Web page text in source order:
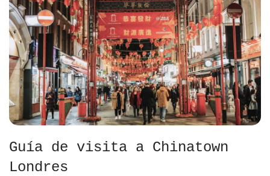
Guía de visita a Chinatown
Londres